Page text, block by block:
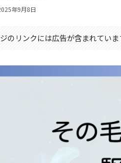
年9月8日
のリンクには広告が含まれていま